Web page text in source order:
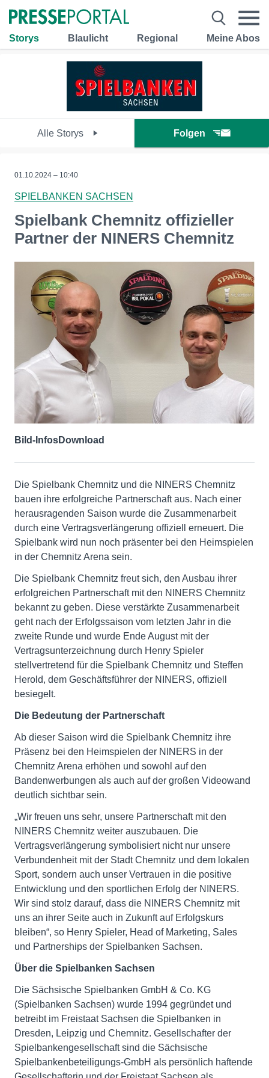
Storys Blaulicht Regional Meine Abos
Alle Storys Folgen
01.10.2024 – 10:40
SPIELBANKEN SACHSEN
Spielbank Chemnitz offizieller
Partner der NINERS Chemnitz
Bild-InfosDownload
Die Spielbank Chemnitz und die NINERS Chemnitz
bauen ihre erfolgreiche Partnerschaft aus. Nach einer
herausragenden Saison wurde die Zusammenarbeit
durch eine Vertragsverlängerung offiziell erneuert. Die
Spielbank wird nun noch präsenter bei den Heimspielen
in der Chemnitz Arena sein.
Die Spielbank Chemnitz freut sich, den Ausbau ihrer
erfolgreichen Partnerschaft mit den NINERS Chemnitz
bekannt zu geben. Diese verstärkte Zusammenarbeit
geht nach der Erfolgssaison vom letzten Jahr in die
zweite Runde und wurde Ende August mit der
Vertragsunterzeichnung durch Henry Spieler
stellvertretend für die Spielbank Chemnitz und Steffen
Herold, dem Geschäftsführer der NINERS, offiziell
besiegelt.
Die Bedeutung der Partnerschaft
Ab dieser Saison wird die Spielbank Chemnitz ihre
Präsenz bei den Heimspielen der NINERS in der
Chemnitz Arena erhöhen und sowohl auf den
Bandenwerbungen als auch auf der großen Videowand
deutlich sichtbar sein.
„Wir freuen uns sehr, unsere Partnerschaft mit den
NINERS Chemnitz weiter auszubauen. Die
Vertragsverlängerung symbolisiert nicht nur unsere
Verbundenheit mit der Stadt Chemnitz und dem lokalen
Sport, sondern auch unser Vertrauen in die positive
Entwicklung und den sportlichen Erfolg der NINERS.
Wir sind stolz darauf, dass die NINERS Chemnitz mit
uns an ihrer Seite auch in Zukunft auf Erfolgskurs
bleiben“, so Henry Spieler, Head of Marketing, Sales
und Partnerships der Spielbanken Sachsen.
Über die Spielbanken Sachsen
Die Sächsische Spielbanken GmbH & Co. KG
(Spielbanken Sachsen) wurde 1994 gegründet und
betreibt im Freistaat Sachsen die Spielbanken in
Dresden, Leipzig und Chemnitz. Gesellschafter der
Spielbankengesellschaft sind die Sächsische
Spielbankenbeteiligungs-GmbH als persönlich haftende